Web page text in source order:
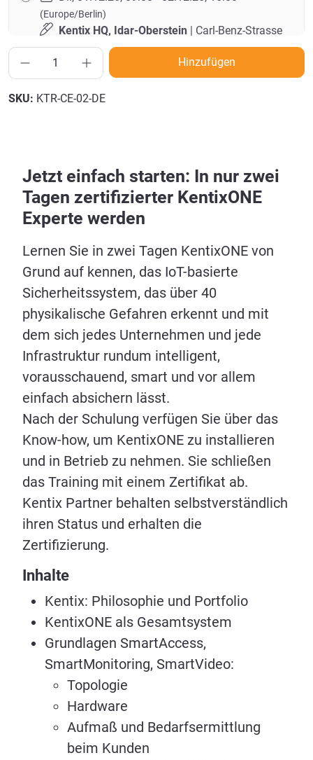
(Europe/Berlin)
Kentix HQ, Idar-Oberstein | Carl-Benz-Strasse
9, 55743 Idar-Oberstein
Ausreichend Plätze vorhanden
Hinzufügen
SKU: KTR-CE-02-DE
Jetzt einfach starten: In nur zwei
Tagen zertifizierter KentixONE
Experte werden
Lernen Sie in zwei Tagen KentixONE von
Grund auf kennen, das IoT-basierte
Sicherheitssystem, das über 40
physikalische Gefahren erkennt und mit
dem sich jedes Unternehmen und jede
Infrastruktur rundum intelligent,
vorausschauend, smart und vor allem
einfach absichern lässt.
Nach der Schulung verfügen Sie über das
Know-how, um KentixONE zu installieren
und in Betrieb zu nehmen. Sie schließen
das Training mit einem Zertifikat ab.
Kentix Partner behalten selbstverständlich
ihren Status und erhalten die
Zertifizierung.
Inhalte
Kentix: Philosophie und Portfolio
KentixONE als Gesamtsystem
Grundlagen SmartAccess,
SmartMonitoring, SmartVideo:
Topologie
Hardware
Aufmaß und Bedarfsermittlung
beim Kunden